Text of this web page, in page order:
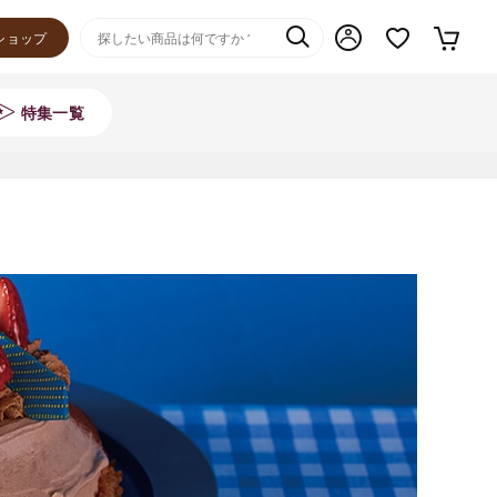
ョップ
特集一覧